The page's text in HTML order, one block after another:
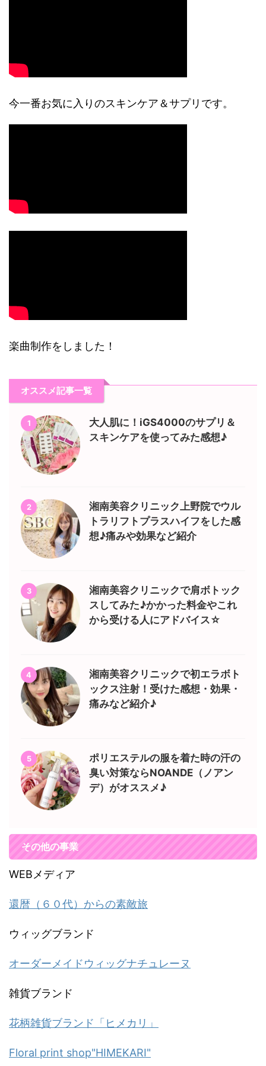
今一番お気に入りのスキンケア＆サプリです。
楽曲制作をしました！
オススメ記事一覧
1
大人肌に！iGS4000のサプリ＆
スキンケアを使ってみた感想♪
2
湘南美容クリニック上野院でウル
トラリフトプラスハイフをした感
想♪痛みや効果など紹介
3
湘南美容クリニックで肩ボトック
スしてみた♪かかった料金やこれ
から受ける人にアドバイス☆
4
湘南美容クリニックで初エラボト
ックス注射！受けた感想・効果・
痛みなど紹介♪
5
ポリエステルの服を着た時の汗の
臭い対策ならNOANDE（ノアン
デ）がオススメ♪
その他の事業
WEBメディア
還暦（６０代）からの素敵旅
ウィッグブランド
オーダーメイドウィッグナチュレーヌ
雑貨ブランド
花柄雑貨ブランド「ヒメカリ」
Floral print shop"HIMEKARI"